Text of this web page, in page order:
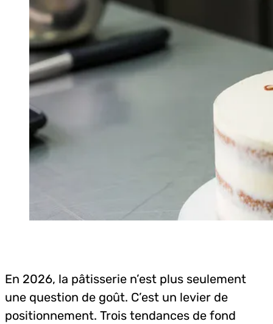
En 2026, la pâtisserie n’est plus seulement
une question de goût. C’est un levier de
positionnement. Trois tendances de fond